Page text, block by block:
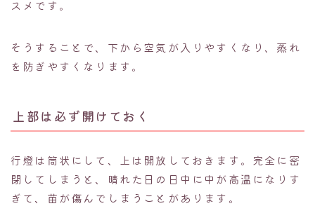
スメです。
そうすることで、下から空気が入りやすくなり、蒸れ
を防ぎやすくなります。
上部は必ず開けておく
行燈は筒状にして、上は開放しておきます。完全に密
閉してしまうと、晴れた日の日中に中が高温になりす
ぎて、苗が傷んでしまうことがあります。